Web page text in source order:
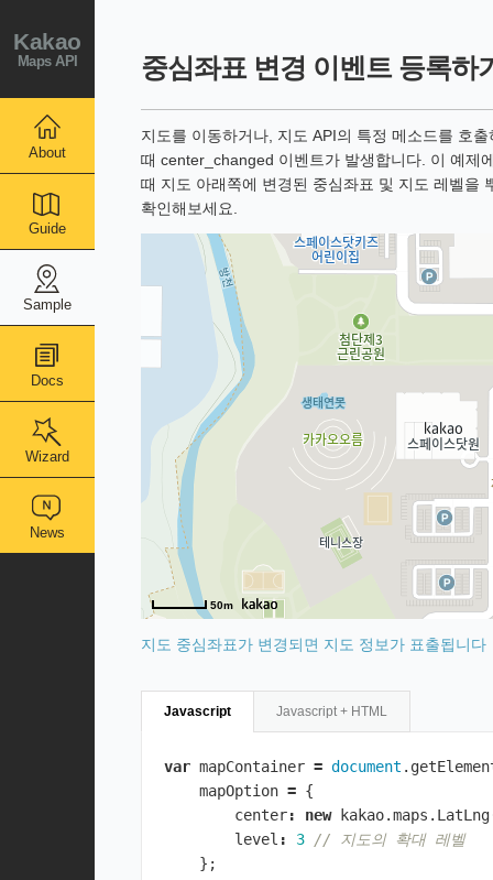
Kakao
Maps API
About
Guide
Sample
Docs
Wizard
News
중심좌표 변경 이벤트 등록하
지도를 이동하거나, 지도 API의 특정 메소드를 호
때 center_changed 이벤트가 발생합니다. 이 예제
때 지도 아래쪽에 변경된 중심좌표 및 지도 레벨을
확인해보세요.
50m
지도 중심좌표가 변경되면 지도 정보가 표출됩니다
Javascript
var mapContainer = document .
mapOption = {
center: new kakao.maps . LatLng
level : 3
// 지도의 확대 레벨
};
Javascript + HTML